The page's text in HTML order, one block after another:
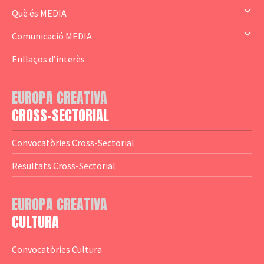
— Audience Cluster
— Altres
Què és MEDIA
— El subprograma MEDIA
— Agència Executiva
— Logotips
Comunicació MEDIA
— Estrenes a Catalunya
— Notícies
— Guies MEDIA
— Altres Guies
— Presentacions
— Estudis
— Anuaris
Enllaços d’interès
EUROPA CREATIVA
CROSS-SECTORIAL
Convocatòries Cross-Sectorial
Resultats Cross-Sectorial
EUROPA CREATIVA
CULTURA
Convocatòries Cultura